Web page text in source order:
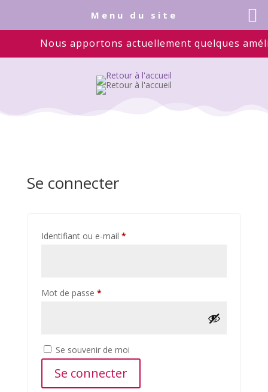
Nous apportons actuellement quelques
Se connecter
Identifiant ou e-mail *Obligatoire
Mot de passe *Obligatoire
Se souvenir de moi
Se connecter
Menu du site